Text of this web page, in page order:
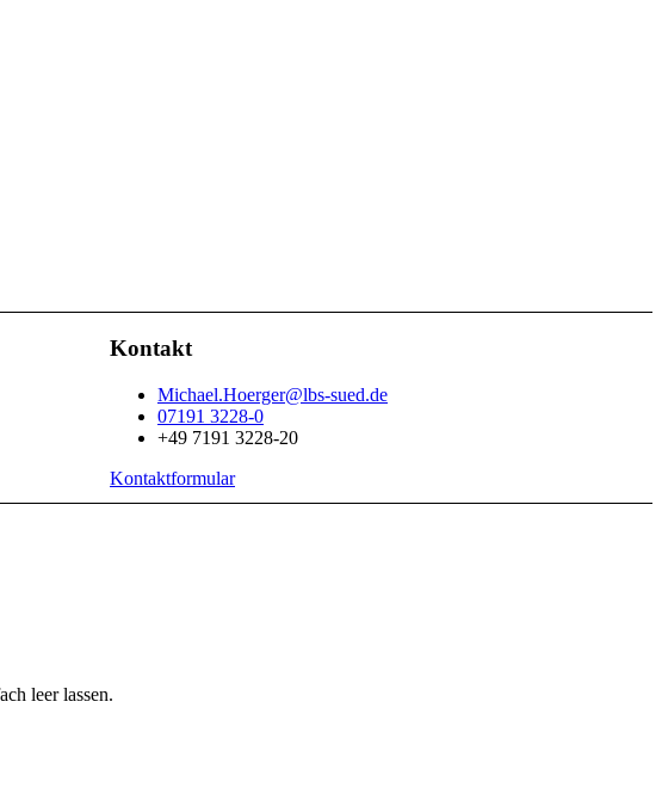
Kontakt
Michael.Hoerger@lbs-sued.de
07191 3228-0
+49 7191 3228-20
Kontaktformular
leer lassen.